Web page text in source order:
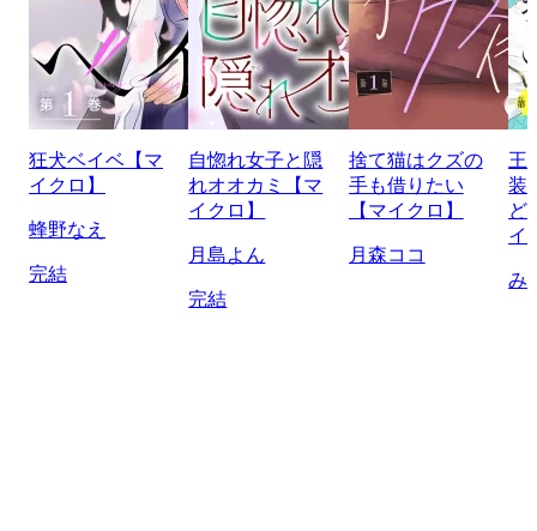
狂犬ベイベ【マ
イクロ】
蜂野なえ
完結
自惚れ女子と隠
れオオカミ【マ
イクロ】
月島よん
完結
捨て猫はクズの
手も借りたい
【マイクロ】
月森ココ
王
装
ど
イ
み